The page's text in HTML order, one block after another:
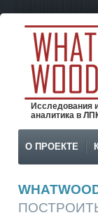
Исследования
аналитика в
О ПРОЕКТЕ